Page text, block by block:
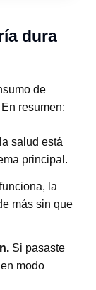
dura
de
resumen:
salud está
principal.
la
más sin que
Si pasaste
modo